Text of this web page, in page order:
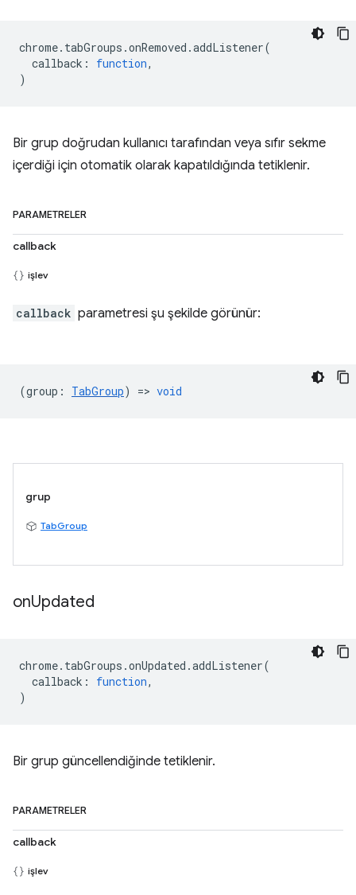
chrome. tabGroups .onRemoved .addListener(
callback : function,
)
Bir grup doğrudan kullanıcı tarafından veya sıfır sekme
içerdiği için otomatik olarak kapatıldığında tetiklenir.
PARAMETRELER
callback
işlev
callback parametresi şu şekilde görünür:
(group : TabGroup) => void
grup
TabGroup
onUpdated
chrome. tabGroups .onUpdated .addListener(
callback : function,
)
Bir grup güncellendiğinde tetiklenir.
PARAMETRELER
callback
işlev